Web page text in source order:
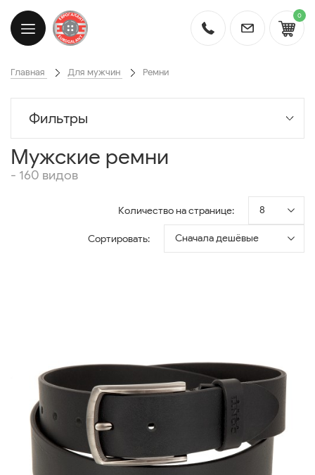
0
Главная Для мужчин Ремни
Фильтры
Мужские ремни
- 160 видов
Количество на странице: 8
Сортировать: Сначала дешёвые